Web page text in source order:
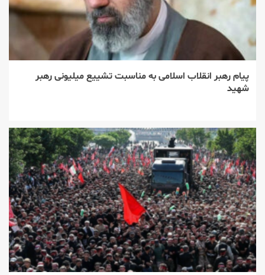
پیام رهبر انقلاب اسلامی به مناسبت تشییع میلیونی رهبر
شهید